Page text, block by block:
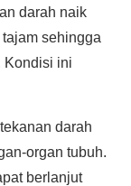
darah naik
sehingga
Kondisi ini
darah
organ tubuh.
berlanjut